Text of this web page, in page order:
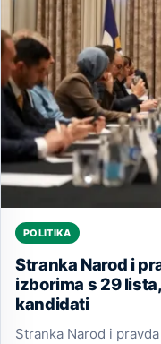
POLITIKA
Stranka Narod i
izborima s 29
kandidati
Stranka Narod i